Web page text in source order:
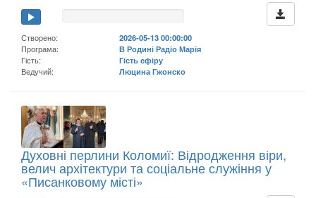
Створено:
2026-05-13 00:00:00
Програма:
В Родині Радіо Марія
Гість:
Гість ефіру
Ведучий:
Люцина Гжонско
Духовні перлини Коломиї: Відродження віри,
велич архітектури та соціальне служіння у
«Писанковому місті»